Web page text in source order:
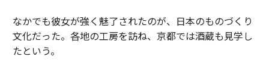
なかでも彼女が強く魅了されたのが、日本のものづくり
文化だった。各地の工房を訪ね、京都では酒蔵も見学し
たという。